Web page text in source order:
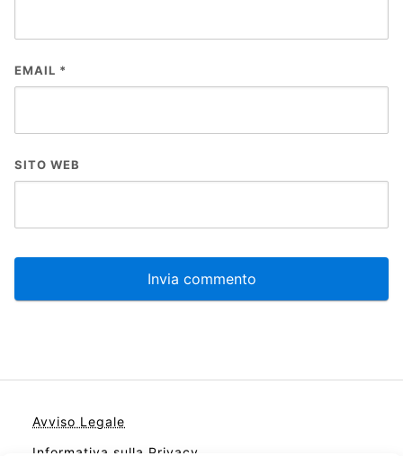
EMAIL *
SITO WEB
Avviso Legale
Informativa sulla Privacy